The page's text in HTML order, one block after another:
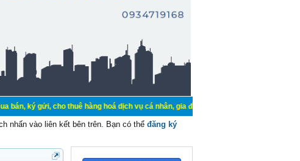
cho thuê hàng hoá dịch vụ cá nhân, gia đình. Mua bán, ký gửi, cho thuê thiết bị
nhấn vào liên kết bên trên. Bạn có thể đăng ký